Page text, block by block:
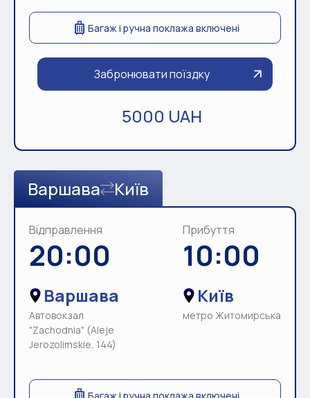
Багаж і ручна поклажа включені
Забронювати поїздку
5000 UAH
Варшава Київ
Відправлення
20:00
Варшава
Автовокзал
"Zachodnia" (Aleje
Jerozolimskie, 144)
Прибуття
10:00
Київ
метро Житомирська
Багаж і ручна поклажа включені